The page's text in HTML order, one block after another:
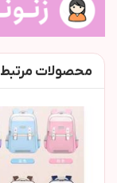
محصولات مرتبط